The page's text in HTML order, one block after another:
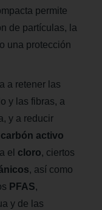
permite
de partículas, la
una protección
a retener las
y las fibras, a
y a reducir
carbón activo
el cloro, ciertos
, así como
PFAS,
y de las